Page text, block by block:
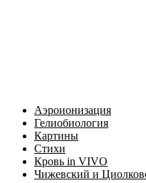
Аэроионизация
Гелиобиология
Картины
Стихи
Кровь in VIVO
Чижевский и